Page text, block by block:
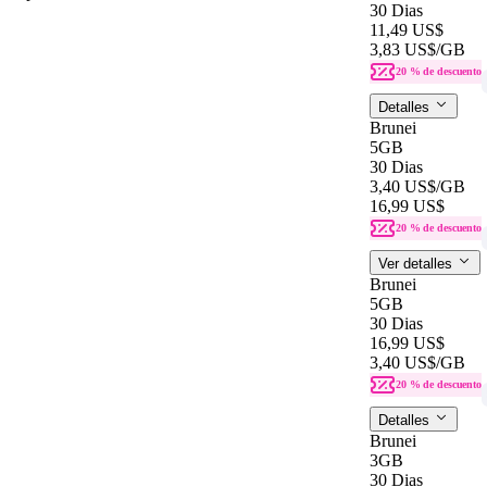
30 Dias
11,49 US$
3,83 US$/GB
20 % de descuento
Detalles
Brunei
5GB
30 Dias
3,40 US$/GB
16,99 US$
20 % de descuento
Ver detalles
Brunei
5GB
30 Dias
16,99 US$
3,40 US$/GB
20 % de descuento
Detalles
Brunei
3GB
30 Dias